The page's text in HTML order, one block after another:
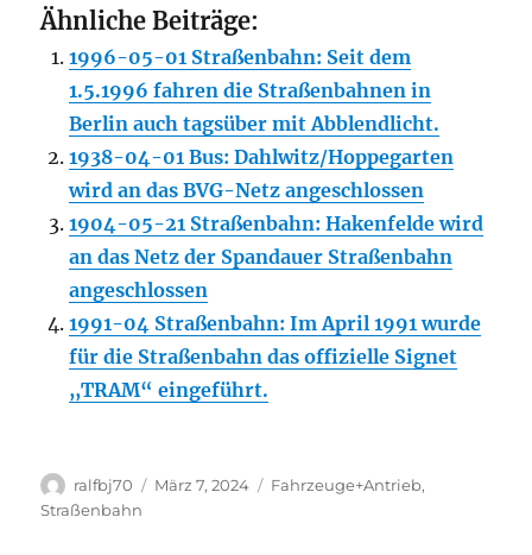
Ähnliche Beiträge:
1996-05-01 Straßenbahn: Seit dem
1.5.1996 fahren die Straßenbahnen in
Berlin auch tagsüber mit Abblendlicht.
1938-04-01 Bus: Dahlwitz/Hoppegarten
wird an das BVG-Netz angeschlossen
1904-05-21 Straßenbahn: Hakenfelde wird
an das Netz der Spandauer Straßenbahn
angeschlossen
1991-04 Straßenbahn: Im April 1991 wurde
für die Straßenbahn das offizielle Signet
,,TRAM“ eingeführt.
Autor
ralfbj70
Veröffentlicht
März 7, 2024 Kategorien
Fahrzeuge+Antrieb,
Straßenbahn